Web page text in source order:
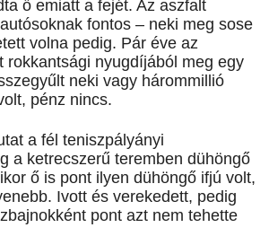
ő emiatt a fejét. Az aszfalt
fontos – neki meg sose
volna pedig. Pár éve az
rokkantsági nyugdíjából meg egy
neki vagy hárommillió
pénz nincs.
a fél teniszpályányi
a ketrecszerű teremben dühöngő
ő is pont ilyen dühöngő ifjú volt,
Ivott és verekedett, pedig
pont azt nem tehette